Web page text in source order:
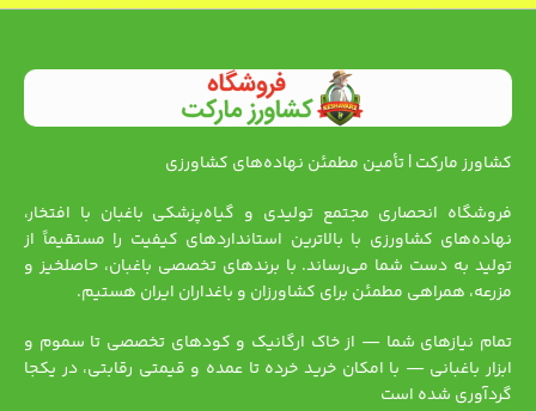
کشاورز مارکت | تأمین مطمئن نهاده‌های کشاورزی
فروشگاه انحصاری مجتمع تولیدی و گیاه‌پزشکی باغبان با افتخار،
نهاده‌های کشاورزی با بالاترین استانداردهای کیفیت را مستقیماً از
تولید به دست شما می‌رساند. با برندهای تخصصی باغبان، حاصلخیز و
مزرعه، همراهی مطمئن برای کشاورزان و باغداران ایران هستیم.
تمام نیازهای شما — از خاک ارگانیک و کودهای تخصصی تا سموم و
ابزار باغبانی — با امکان خرید خرده تا عمده و قیمتی رقابتی، در یکجا
گردآوری شده است